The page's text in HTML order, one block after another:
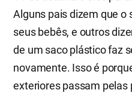
Alguns pais dizem que o
seus bebês, e outros
de um saco plástico faz
novamente. Isso é
exteriores passam